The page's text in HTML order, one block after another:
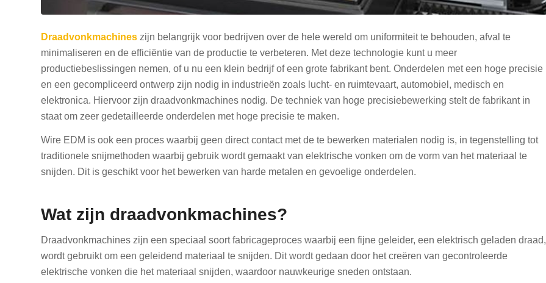
Draadvonkmachines zijn belangrijk voor bedrijven over de hele wereld om uniformiteit te behouden, afval te
minimaliseren en de efficiëntie van de productie te verbeteren. Met deze technologie kunt u meer
productiebeslissingen nemen, of u nu een klein bedrijf of een grote fabrikant bent. Onderdelen met een hoge precisie
en een gecompliceerd ontwerp zijn nodig in industrieën zoals lucht- en ruimtevaart, automobiel, medisch en
elektronica. Hiervoor zijn draadvonkmachines nodig. De techniek van hoge precisiebewerking stelt de fabrikant in
staat om zeer gedetailleerde onderdelen met hoge precisie te maken.
Wire EDM is ook een proces waarbij geen direct contact met de te bewerken materialen nodig is, in tegenstelling tot
traditionele snijmethoden waarbij gebruik wordt gemaakt van elektrische vonken om de vorm van het materiaal te
snijden. Dit is geschikt voor het bewerken van harde metalen en gevoelige onderdelen.
Wat zijn draadvonkmachines?
Draadvonkmachines zijn een speciaal soort fabricageproces waarbij een fijne geleider, een elektrisch geladen draad,
wordt gebruikt om een geleidend materiaal te snijden. Dit wordt gedaan door het creëren van gecontroleerde
elektrische vonken die het materiaal snijden, waardoor nauwkeurige sneden ontstaan.